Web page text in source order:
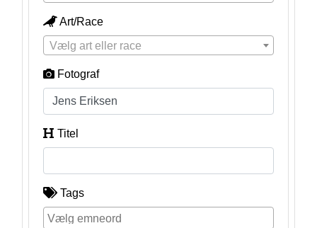
Art/Race
Vælg art eller race
Fotograf
Titel
Tags